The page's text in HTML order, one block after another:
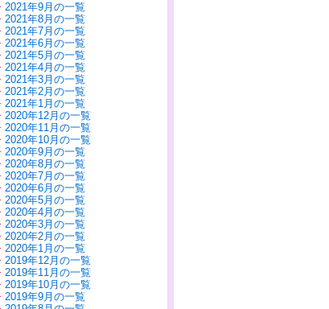
2021年9月の一覧
2021年8月の一覧
2021年7月の一覧
2021年6月の一覧
2021年5月の一覧
2021年4月の一覧
2021年3月の一覧
2021年2月の一覧
2021年1月の一覧
2020年12月の一覧
2020年11月の一覧
2020年10月の一覧
2020年9月の一覧
2020年8月の一覧
2020年7月の一覧
2020年6月の一覧
2020年5月の一覧
2020年4月の一覧
2020年3月の一覧
2020年2月の一覧
2020年1月の一覧
2019年12月の一覧
2019年11月の一覧
2019年10月の一覧
2019年9月の一覧